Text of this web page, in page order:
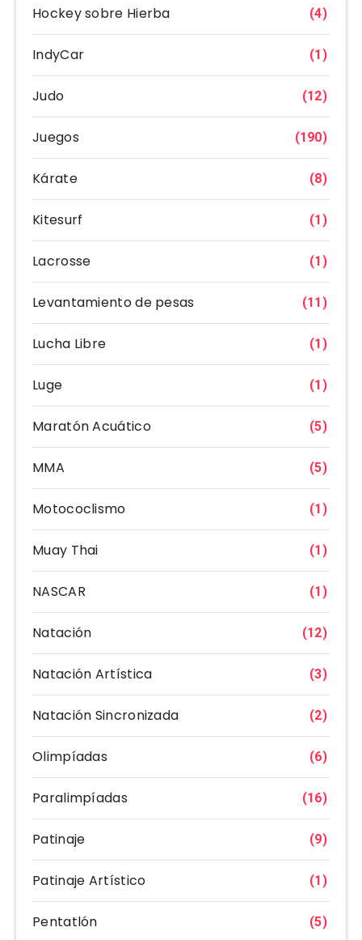
Hockey sobre Hierba (4)
IndyCar (1)
Judo (12)
Juegos (190)
Kárate (8)
Kitesurf (1)
Lacrosse (1)
Levantamiento de pesas (11)
Lucha Libre (1)
Luge (1)
Maratón Acuático (5)
MMA (5)
Motococlismo (1)
Muay Thai (1)
NASCAR (1)
Natación (12)
Natación Artística (3)
Natación Sincronizada (2)
Olimpíadas (6)
Paralimpíadas (16)
Patinaje (9)
Patinaje Artístico (1)
Pentatlón (5)